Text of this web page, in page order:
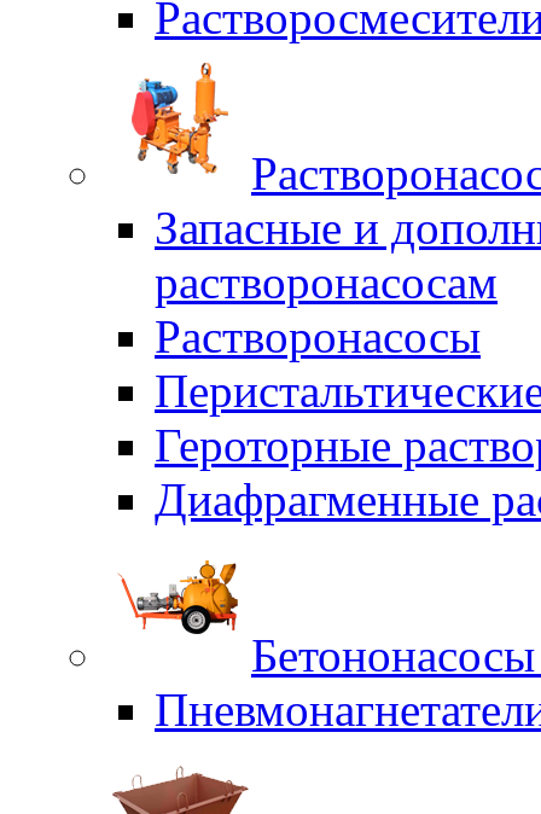
Запасные и
растворонасосам
Растворонасосы
Героторные
Диафрагменные